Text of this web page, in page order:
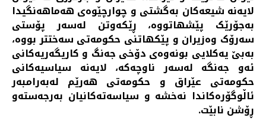
لایەنە شیعەکان بەگشتی و چوارچێوەی هەماهەنگیدا
بەجۆرێک پێشهاتووە، ڕێکەوتن لەسەر پۆستی
سەرۆک وەزیران و پێکهاتنی حکومەتی سەختتر بووە،
بەبێ یەکلایی بونەوەی دۆخی جەنگ و کاریگەریەکانی
ئەو جەنگە لەسەر ناوچەکە، لایەنە سیاسیەکانی
حکومەتی عێراق و حکومەتی هەرێم لەبەرامبەر
ئاڵوگۆرەکاندا نەخشە و سیاسەتەکانیان بەرجەستەو
ڕۆشن نابێت.